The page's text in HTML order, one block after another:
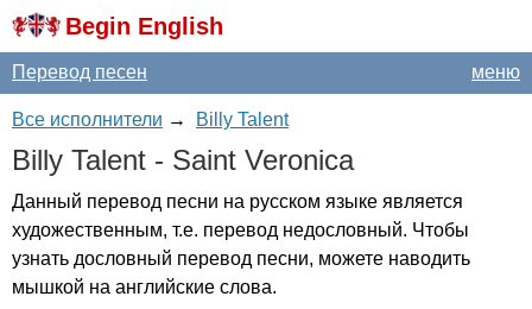
Begin English
меню
Перевод песен
Все исполнители → Billy Talent
Billy Talent - Saint Veronica
Данный перевод песни на русском языке является
художественным, т.е. перевод недословный. Чтобы
узнать дословный перевод песни, можете наводить
мышкой на английские слова.